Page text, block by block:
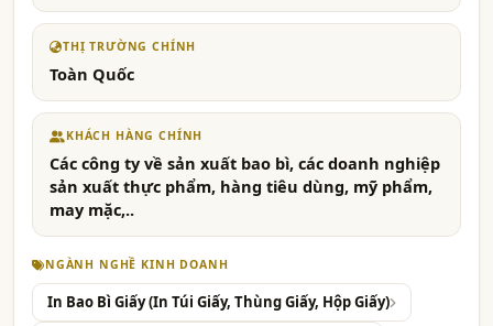
THỊ TRƯỜNG CHÍNH
Toàn Quốc
KHÁCH HÀNG CHÍNH
Các công ty về sản xuất bao bì, các doanh nghiệp
sản xuất thực phẩm, hàng tiêu dùng, mỹ phẩm,
may mặc,..
NGÀNH NGHỀ KINH DOANH
In Bao Bì Giấy (In Túi Giấy, Thùng Giấy, Hộp Giấy)